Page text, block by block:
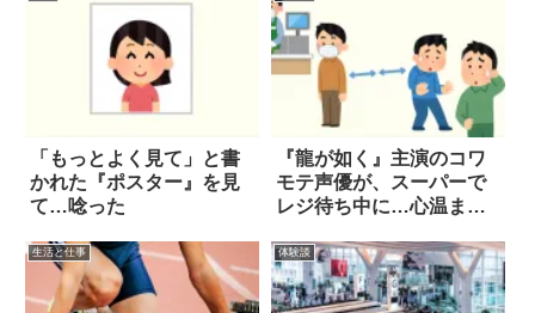
「もっとよく見て」と書
かれた『ポスター』を見
て…唸った
『龍が如く』主演のコワ
モテ声優が、スーパーで
レジ待ち中に…心温まる
生活と仕事 体験談